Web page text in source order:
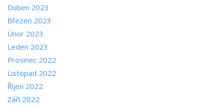
Duben 2023
Březen 2023
Únor 2023
Leden 2023
Prosinec 2022
Listopad 2022
Říjen 2022
Září 2022